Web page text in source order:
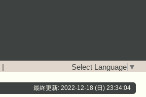
Select Language ▼
最終更新: 2022-12-18 (日) 23:34:04